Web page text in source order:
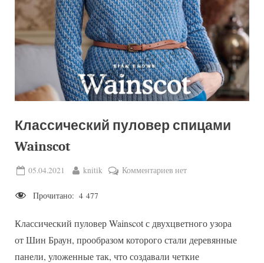
Классический пуловер спицами
Wainscot
Posted
05.04.2021 By
knitik Комментариевк
спицами
Wainscot
нет
Прочитано: 4 477
Классический пуловер Wainscot с двухцветного узора
от Шин Браун, прообразом которого стали деревянные
панели, уложенные так, что создавали четкие